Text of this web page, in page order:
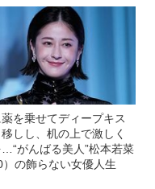
を乗せてディープキス
しし、机の上で激しく
…“がんばる美人”松本若菜
）の飾らない女優人生